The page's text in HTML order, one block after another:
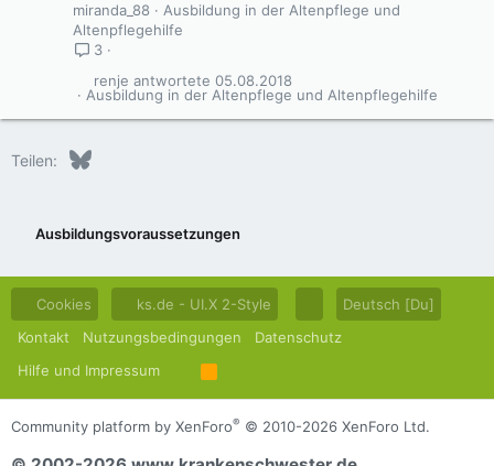
miranda_88
Ausbildung in der Altenpflege und
Altenpflegehilfe
3
Ausbildung in der Altenpflege und Altenpflegehilfe
05.08.2018
renje
Teilen: Bluesky
Ausbildungsvoraussetzungen
Cookies ks.de - UI.X 2-Style
Deutsch [Du]
Kontakt
Nutzungsbedingungen
Datenschutz
Hilfe und Impressum
R
S
S
Community platform by XenForo® © 2010-2026 XenForo Ltd.